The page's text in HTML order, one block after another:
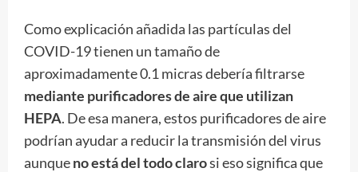
Como explicación añadida las partículas del
COVID-19 tienen un tamaño de
aproximadamente 0.1 micras debería filtrarse
mediante purificadores de aire que utilizan
HEPA. De esa manera, estos purificadores de aire
podrían ayudar a reducir la transmisión del virus
aunqueno está del todo clarosi eso significa que